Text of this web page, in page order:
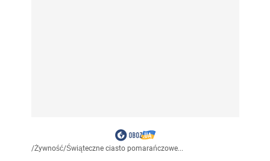
/Żywność/Świąteczne ciasto pomarańczowe...